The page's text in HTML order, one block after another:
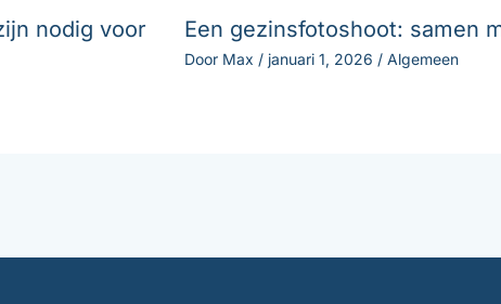
nodig voor
Een gezinsfotoshoot: samen
Door Max / januari 1, 2026 / Algemeen